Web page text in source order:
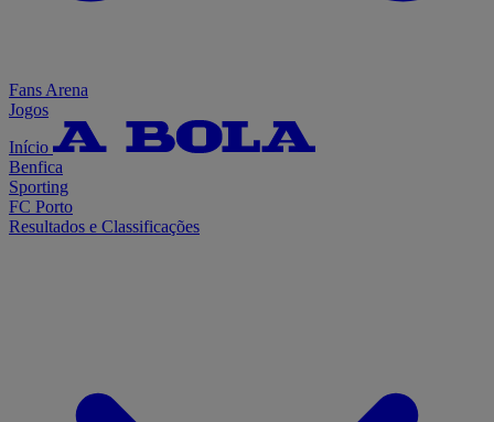
Fans Arena
Jogos
Início
Benfica
Sporting
FC Porto
Resultados e Classificações